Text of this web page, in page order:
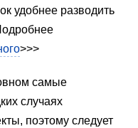
удобнее разводить
>>>
самые
случаях
поэтому следует